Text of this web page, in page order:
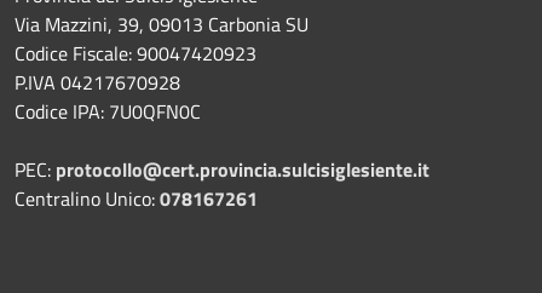
Via Mazzini, 39, 09013 Carbonia SU
Codice Fiscale: 90047420923
P.IVA 04217670928
Codice IPA: 7U0QFN0C
PEC: protocollo@cert.provincia.sulcisiglesiente.it
Centralino Unico:078167261